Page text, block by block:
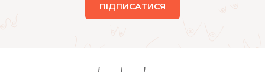
Деякі боді мають ущільнені чашки або підтримку грудей,
тонкими топами без кісточок.
ПІДПИСАТИСЯ